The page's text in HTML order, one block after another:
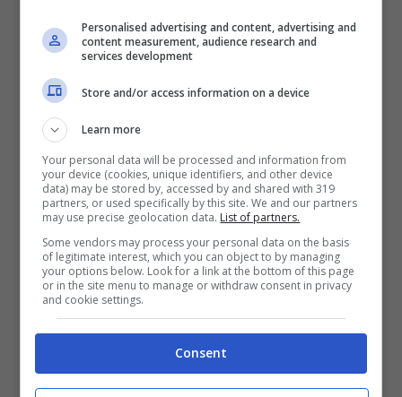
comportamento
Davanti ad una violazione di questa natura,
l’imbarazzo non può dilagare per un club,
che deve fronteggiare una situazione
sicuramente fastidiosa. Soprattutto nel
prove, prima di una partita a dir poco molto
importante.
L’episodio in questione è accaduto nel ritiro
del Fluminense ed il caso è scoppiato a
Personalised advertising and content, advertising and
content measurement, audience research and
services development
Store and/or access information on a device
Learn more
Your personal data will be processed and information from
your device (cookies, unique identifiers, and other device
data) may be stored by, accessed by and shared with 319
partners, or used specifically by this site. We and our partners
may use precise geolocation data. List of partners.
Some vendors may process your personal data on the basis
of legitimate interest, which you can object to by managing
your options below. Look for a link at the bottom of this page
or in the site menu to manage or withdraw consent in privacy
and cookie settings.
Consent